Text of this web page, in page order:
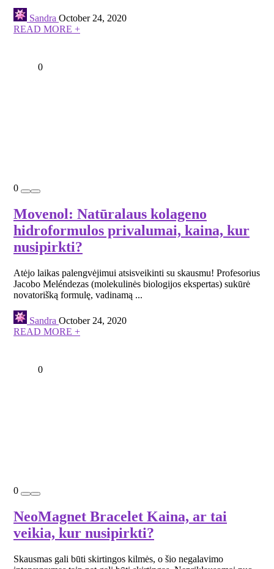
Sandra October 24, 2020
READ MORE +
0
0
Movenol: Natūralaus kolageno
hidroformulos privalumai, kaina, kur
nusipirkti?
Atėjo laikas palengvėjimui atsisveikinti su skausmu! Profesorius
Jacobo Meléndezas (molekulinės biologijos ekspertas) sukūrė
novatorišką formulę, vadinamą ...
Sandra October 24, 2020
READ MORE +
0
0
NeoMagnet Bracelet Kaina, ar tai
veikia, kur nusipirkti?
Skausmas gali būti skirtingos kilmės, o šio negalavimo